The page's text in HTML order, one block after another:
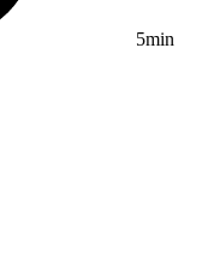
5min